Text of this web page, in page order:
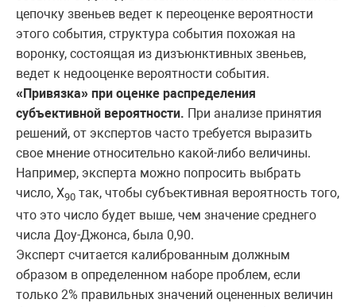
цепочку звеньев ведет к переоценке вероятности
этого события, структура события похожая на
воронку, состоящая из дизъюнктивных звеньев,
ведет к недооценке вероятности события.
«Привязка» при оценке распределения
субъективной вероятности. При анализе принятия
решений, от экспертов часто требуется выразить
свое мнение относительно какой-либо величины.
Например, эксперта можно попросить выбрать
число, Х90 так, чтобы субъективная вероятность того,
что это число будет выше, чем значение среднего
числа Доу-Джонса, была 0,90.
Эксперт считается калиброванным должным
образом в определенном наборе проблем, если
только 2% правильных значений оцененных величин